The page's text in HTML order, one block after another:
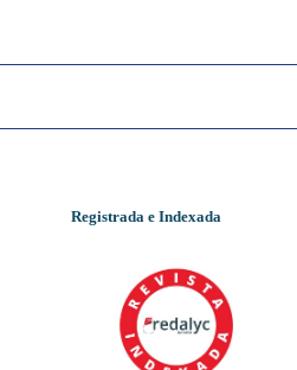
Registrada e Indexada